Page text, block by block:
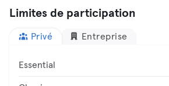
Limites de participation
Privé Entreprise
Essential